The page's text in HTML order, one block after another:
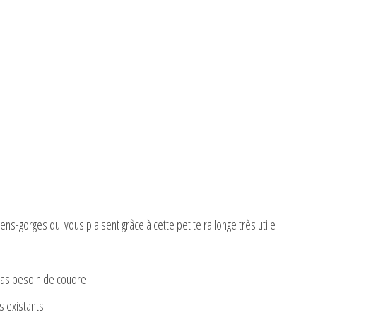
gorges qui vous plaisent grâce à cette petite rallonge très utile
besoin de coudre
existants